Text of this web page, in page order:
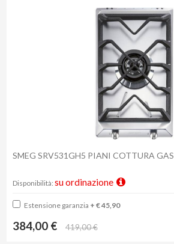
SMEG SRV531GH5 PIANI COTTURA GAS
Disponibilità: su ordinazione
Estensione garanzia + € 45,90
384,00 € 419,00 €